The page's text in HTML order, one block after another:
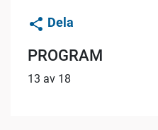
Dela
PROGRAM
13 av 18